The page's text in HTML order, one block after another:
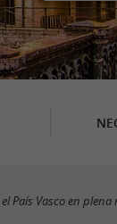
País Vasco en